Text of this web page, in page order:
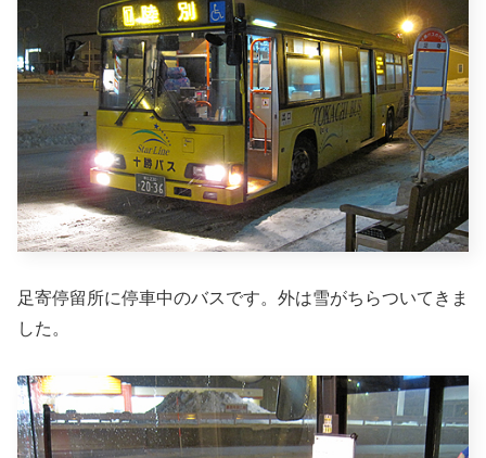
足寄停留所に停車中のバスです。外は雪がちらついてきま
した。